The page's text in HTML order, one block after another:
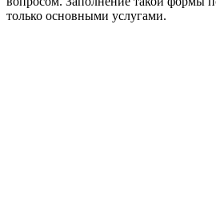
только основными услугами.